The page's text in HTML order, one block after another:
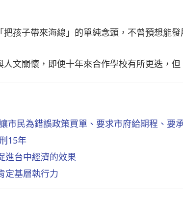
孩子帶來海線」的單純念頭，不曾預想
文關懷，即便十年來合作學校有所更迭，
市民為錯誤政策買單、要求市府給期程、要
15年
進台中經濟的效果
定基層執行力